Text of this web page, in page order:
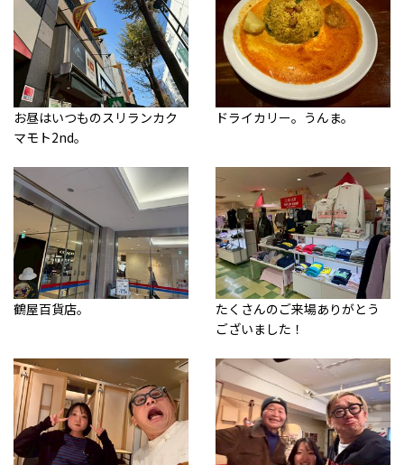
お昼はいつものスリランカク
マモト2nd。
ドライカリー。うんま。
鶴屋百貨店。
たくさんのご来場ありがとう
ございました！